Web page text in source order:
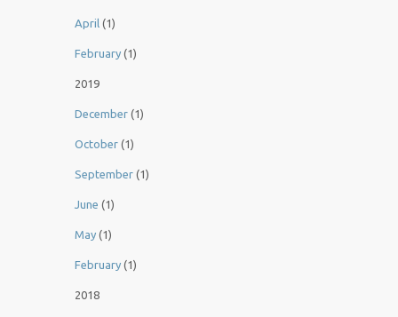
April (1)
February (1)
2019
December (1)
October (1)
September (1)
June (1)
May (1)
February (1)
2018